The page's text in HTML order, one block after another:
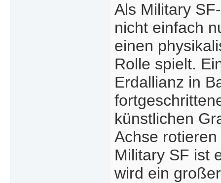
Als Military
nicht einfach
einen
Rolle spielt.
Erdallianz in
künstlichen
Achse
Military SF ist
wird ein